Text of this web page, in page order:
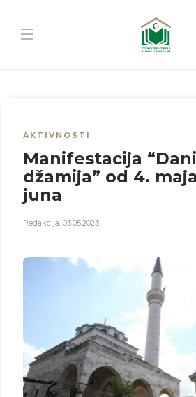
AKTIVNOSTI
Manifestacija
džamija” od 4.
juna
Redakcija, 03.05.2023.